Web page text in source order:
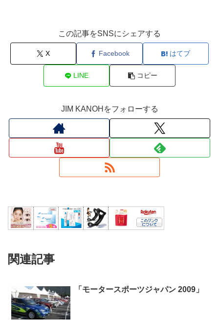
この記事をSNSにシェアする
X Facebook はてブ
LINE コピー
JIM KANOHをフォローする
関連記事
「モータースポーツジャパン 2009」